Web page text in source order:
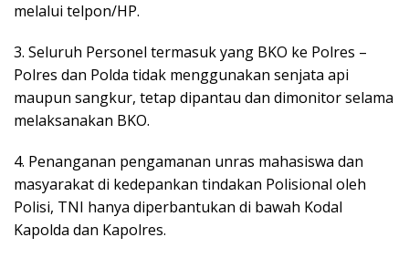
melalui telpon/HP.
3. Seluruh Personel termasuk yang BKO ke Polres –
Polres dan Polda tidak menggunakan senjata api
maupun sangkur, tetap dipantau dan dimonitor selama
melaksanakan BKO.
4. Penanganan pengamanan unras mahasiswa dan
masyarakat di kedepankan tindakan Polisional oleh
Polisi, TNI hanya diperbantukan di bawah Kodal
Kapolda dan Kapolres.